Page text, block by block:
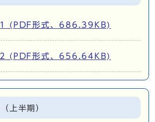
(PDF形式、686.39KB)
(PDF形式、656.64KB)
上半期）